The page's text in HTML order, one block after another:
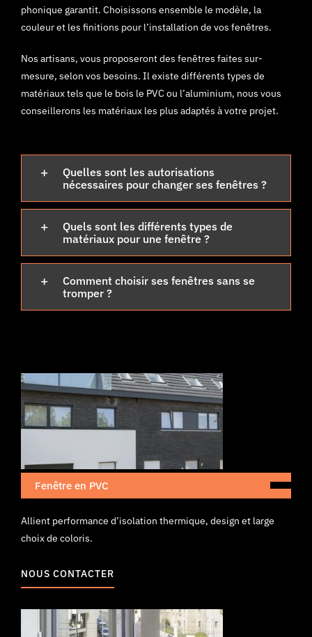
phonique garantit. Choisissons ensemble le modèle, la
couleur et les finitions pour l’installation de vos fenêtres.
Nos artisans, vous proposeront des fenêtres faites sur-
mesure, selon vos besoins. Il existe différents types de
matériaux tels que le bois le PVC ou l’aluminium, nous vous
conseillerons les matériaux les plus adaptés à votre projet.
Quelles sont les autorisations
nécessaires pour changer ses fenêtres ?
Quels sont les différents types de
matériaux pour une fenêtre ?
Comment choisir ses fenêtres sans se
tromper ?
Fenêtre en PVC
Allient performance d’isolation thermique, design et large
choix de coloris.
NOUS CONTACTER